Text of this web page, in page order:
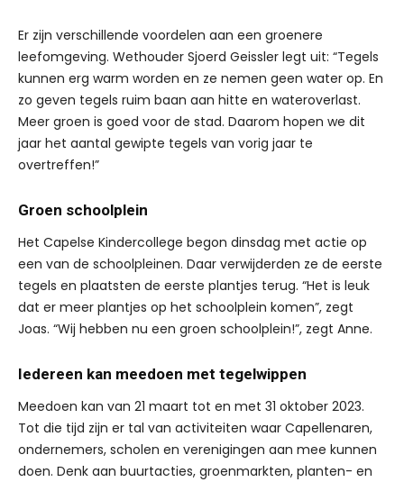
Er zijn verschillende voordelen aan een groenere
leefomgeving. Wethouder Sjoerd Geissler legt uit: “Tegels
kunnen erg warm worden en ze nemen geen water op. En
zo geven tegels ruim baan aan hitte en wateroverlast.
Meer groen is goed voor de stad. Daarom hopen we dit
jaar het aantal gewipte tegels van vorig jaar te
overtreffen!”
Groen schoolplein
Het Capelse Kindercollege begon dinsdag met actie op
een van de schoolpleinen. Daar verwijderden ze de eerste
tegels en plaatsten de eerste plantjes terug. “Het is leuk
dat er meer plantjes op het schoolplein komen”, zegt
Joas. “Wij hebben nu een groen schoolplein!”, zegt Anne.
Iedereen kan meedoen met tegelwippen
Meedoen kan van 21 maart tot en met 31 oktober 2023.
Tot die tijd zijn er tal van activiteiten waar Capellenaren,
ondernemers, scholen en verenigingen aan mee kunnen
doen. Denk aan buurtacties, groenmarkten, planten- en